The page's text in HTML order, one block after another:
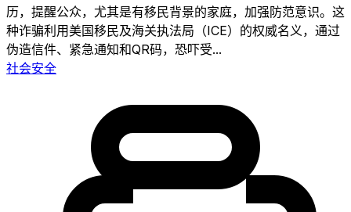
历，提醒公众，尤其是有移民背景的家庭，加强防范意识。这
种诈骗利用美国移民及海关执法局（ICE）的权威名义，通过
伪造信件、紧急通知和QR码，恐吓受...
社会安全